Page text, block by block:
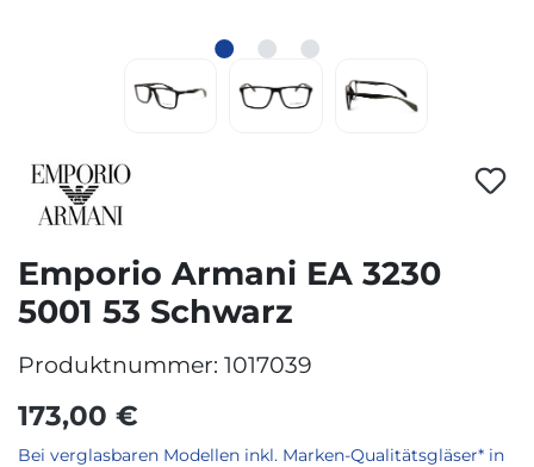
Emporio Armani EA 3230
5001 53 Schwarz
Produktnummer: 1017039
173,00 €
Bei verglasbaren Modellen inkl. Marken-Qualitätsgläser* in